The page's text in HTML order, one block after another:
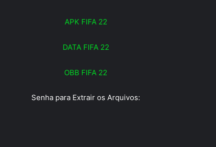
APK FIFA 22
DATA FIFA 22
OBB FIFA 22
Senha para Extrair os Arquivos: